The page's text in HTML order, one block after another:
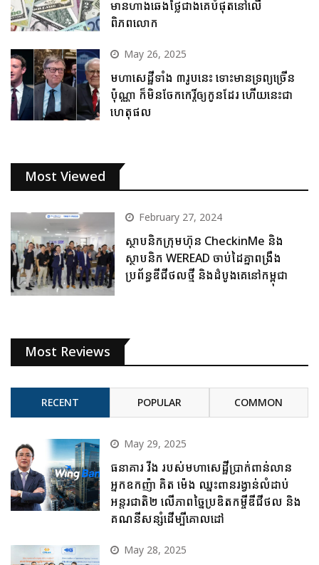
មានហាងឆេងថ្លៃជាងគេបំផុតនៅលើ
ពិភពលោក
May 26, 2025
មហាសេដ្ឋីទាំង ៣រូបនេះ ទោះមានទ្រព្យច្រើន
ប៉ុណ្ណា ក៏មិនចែកកេរ្តិ៍ឲ្យកូនដែរ ហើយនេះជា
ហេតុផល
Most Viewed
February 27, 2024
ស្ថាបនិកក្រុមហ៊ុន CheckinMe និង
ស្ថាបនិក WEREAD ចាប់ដៃគ្នាពង្រឹង
ប្រព័ន្ធឌីជីថលថ្មី និងដំបូងគេនៅកម្ពុជា
Most Reviews
RECENT POPULAR COMMON
May 29, 2025
ធនាគារ វីង របស់មហាសេដ្ឋីប្រាក់ពាន់លាន
អ្នកឧកញ៉ា គិត ម៉េង ឈ្នះពានរង្វាន់លំដាប់
អន្តរជាតិ២ លើភាពច្នៃប្រឌិតកម្ចីឌីជីថល និង
គណនីសន្សំដើម្បីគោលដៅ
May 28, 2025